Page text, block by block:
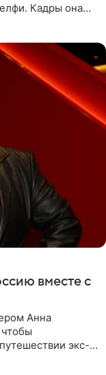
Кадры она
вместе с
Анна
экс-